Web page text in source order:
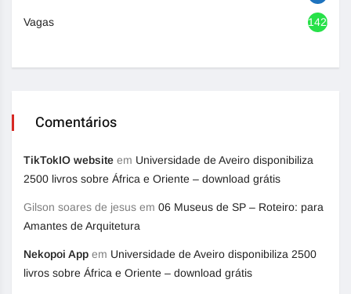
Vagas 1420
Comentários
TikTokIO website em Universidade de Aveiro disponibiliza
2500 livros sobre África e Oriente – download grátis
Gilson soares de jesus em 06 Museus de SP – Roteiro: para
Amantes de Arquitetura
Nekopoi App em Universidade de Aveiro disponibiliza 2500
livros sobre África e Oriente – download grátis